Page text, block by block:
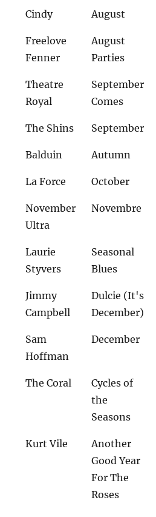
Cindy August
Freelove
Fenner
August
Parties
Theatre
Royal
September
Comes
The Shins September
Balduin Autumn
La Force October
November
Ultra
Novembre
Laurie
Styvers
Seasonal
Blues
Jimmy
Campbell
Dulcie (It's
December)
Sam
Hoffman
December
The Coral
Cycles of
the
Seasons
Kurt Vile
Another
Good Year
For The
Roses